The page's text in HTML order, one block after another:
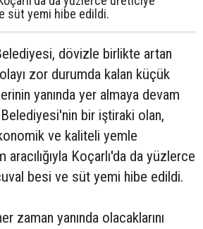
süt yemi hibe edildi.
dövizle birlikte artan
zor durumda kalan küçük
yanında yer almaya devam
bir iştiraki olan,
ve kaliteli yemle
Koçarlı'da da yüzlerce
besi ve süt yemi hibe edildi.
zaman yanında olacaklarını